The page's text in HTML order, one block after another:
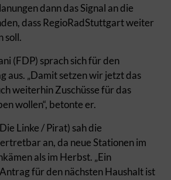
dann das Signal an die
dass RegioRadStuttgart weiter
soll.
(FDP) sprach sich für den
aus. „Damit setzen wir jetzt das
weiterhin Zuschüsse für das
wollen“, betonte er.
Linke / Pirat) sah die
an, da neue Stationen im
als im Herbst. „Ein
für den nächsten Haushalt ist